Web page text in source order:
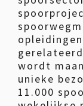
wordt
unieke
11.000